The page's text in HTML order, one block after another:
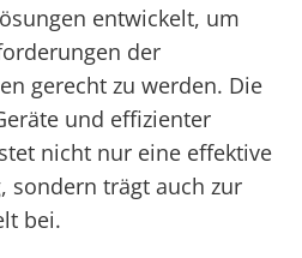
entwickelt, um
der
gerecht zu werden. Die
und effizienter
nicht nur eine effektive
sondern trägt auch zur
bei.